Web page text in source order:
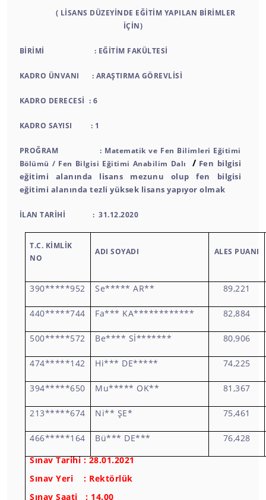
( LİSANS DÜZEYİNDE EĞİTİM YAPILAN BİRİMLER
İÇİN)
BİRİMİ : EĞİTİM FAKÜLTESİ
KADRO ÜNVANI : ARAŞTIRMA GÖREVLİSİ
KADRO DERECESİ : 6
KADRO SAYISI : 1
PROĞRAM : Matematik ve Fen Bilimleri Eğitimi
Bölümü / Fen Bilgisi Eğitimi Anabilim Dalı / Fen bilgisi
eğitimi alanında lisans mezunu olup fen bilgisi
eğitimi alanında tezli yüksek lisans yapıyor olmak
İLAN TARİHİ : 31.12.2020
T.C. KİMLİK
NO
ADI SOYADI ALES PUANI
390*****952 Se***** AR** 89,221
440*****744 Fa*** KA************ 82,884
500*****572 Be**** Sİ******* 80,906
474*****142 Hi*** DE***** 74,225
394*****650 Mu***** OK** 81,367
213*****674 Ni** ŞE* 75,461
466*****164 Bü*** DE***
76,428
Sınav Tarihi : 28.01.2021
Sınav Yeri : Rektörlük
Sınav Saati : 14.00